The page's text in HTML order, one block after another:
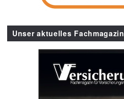
Unser aktuelles Fachmagazin